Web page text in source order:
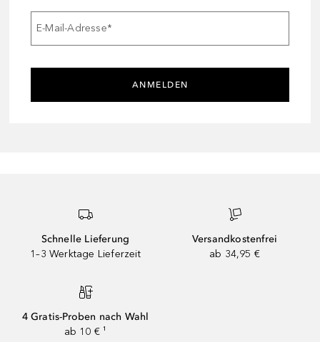
E-Mail-Adresse*
ANMELDEN
Schnelle Lieferung
1–3 Werktage Lieferzeit
Versandkostenfrei
ab 34,95 €
4 Gratis-Proben nach Wahl
ab 10 € ¹